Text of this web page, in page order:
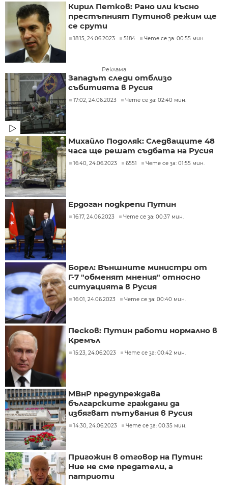
Кирил Петков: Рано или късно
престъпният Путинов режим ще
се срути
18:15, 24.06.2023 5184 Чете се за: 00:55 мин.
Реклама
Западът следи отблизо
събитията в Русия
17:02, 24.06.2023 Чете се за: 02:40 мин.
Михайло Подоляк: Следващите 48
часа ще решат съдбата на Русия
16:40, 24.06.2023 6551 Чете се за: 01:55 мин.
Ердоган подкрепи Путин
16:17, 24.06.2023 Чете се за: 00:37 мин.
Борел: Външните министри от
Г-7 "обменят мнения" относно
ситуацията в Русия
16:01, 24.06.2023 Чете се за: 00:40 мин.
Песков: Путин работи нормално в
Кремъл
15:23, 24.06.2023 Чете се за: 00:42 мин.
МВнР предупреждава
българските граждани да
избягват пътувания в Русия
14:30, 24.06.2023 Чете се за: 00:35 мин.
Пригожин в отговор на Путин:
Ние не сме предатели, а
патриоти